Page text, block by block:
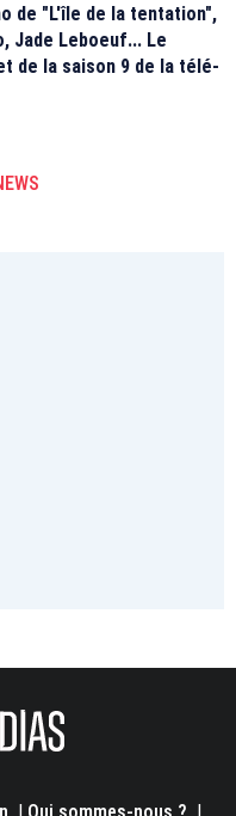
de "L'île de la tentation",
Jade Leboeuf... Le
de la saison 9 de la télé-